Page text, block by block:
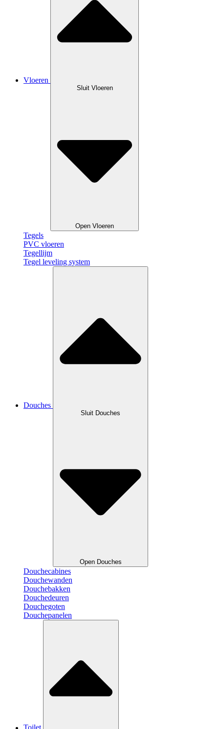
Vloeren
Sluit Vloeren
Open Vloeren
Tegels
PVC vloeren
Tegellijm
Tegel leveling system
Douches
Sluit Douches
Open Douches
Douchecabines
Douchewanden
Douchebakken
Douchedeuren
Douchegoten
Douchepanelen